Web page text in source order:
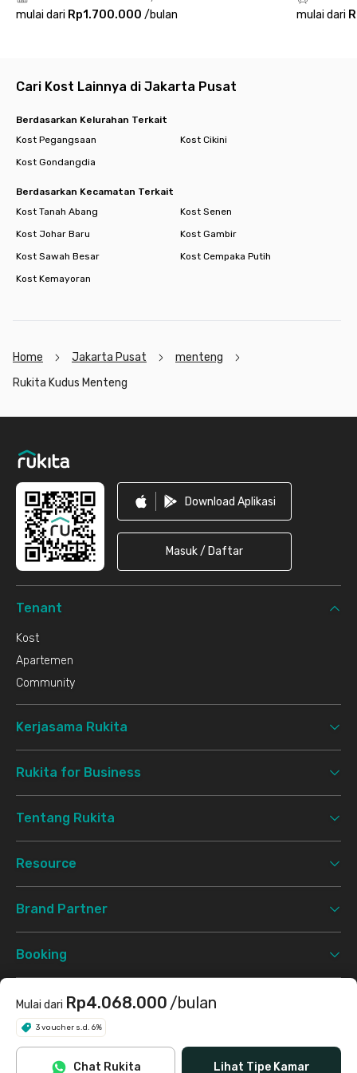
Kudus Menteng. Hunian ideal bagi kamu yang menginginkan
kenyamanan di tengah dinamika ibu kota!
mulai dari Rp1.700.000 /bulan mulai dari
Mulai dari Rp4.068.000 /bulan
3 voucher s.d. 6%
Lihat Tipe Kamar
Chat Rukita
Cari Kost Lainnya di Jakarta Pusat
Berdasarkan Kelurahan Terkait
Kost Pegangsaan
Kost Cikini
Kost Gondangdia
Berdasarkan Kecamatan Terkait
Kost Tanah Abang
Kost Senen
Kost Johar Baru
Kost Gambir
Kost Sawah Besar
Kost Cempaka Putih
Kost Kemayoran
Home Jakarta Pusat
menteng
Rukita Kudus Menteng
Download Aplikasi
Masuk / Daftar
Tenant
Kost
Apartemen
Community
Kerjasama Rukita
Rukita for Business
Tentang Rukita
Resource
Brand Partner
Booking
Support
Syarat & Ketentuan Kebijakan Privasi